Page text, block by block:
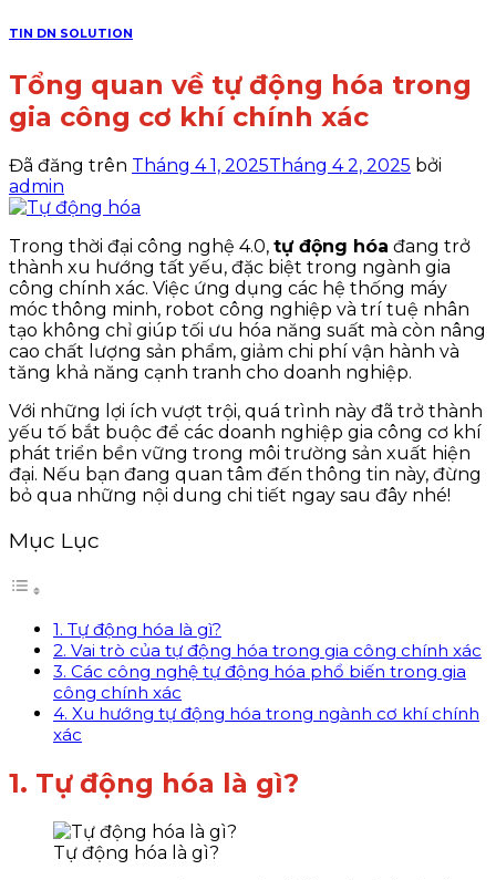
TIN DN SOLUTION
Tổng quan về tự động hóa trong
gia công cơ khí chính xác
Đã đăng trên Tháng 4 1, 2025Tháng 4 2, 2025 bởi
admin
Trong thời đại công nghệ 4.0, tự động hóa đang trở
thành xu hướng tất yếu, đặc biệt trong ngành gia
công chính xác. Việc ứng dụng các hệ thống máy
móc thông minh, robot công nghiệp và trí tuệ nhân
tạo không chỉ giúp tối ưu hóa năng suất mà còn nâng
cao chất lượng sản phẩm, giảm chi phí vận hành và
tăng khả năng cạnh tranh cho doanh nghiệp.
Với những lợi ích vượt trội, quá trình này đã trở thành
yếu tố bắt buộc để các doanh nghiệp gia công cơ khí
phát triển bền vững trong môi trường sản xuất hiện
đại. Nếu bạn đang quan tâm đến thông tin này, đừng
bỏ qua những nội dung chi tiết ngay sau đây nhé!
Mục Lục
1. Tự động hóa là gì?
2. Vai trò của tự động hóa trong gia công chính xác
3. Các công nghệ tự động hóa phổ biến trong gia
công chính xác
4. Xu hướng tự động hóa trong ngành cơ khí chính
xác
1. Tự động hóa là gì?
Tự động hóa là gì?